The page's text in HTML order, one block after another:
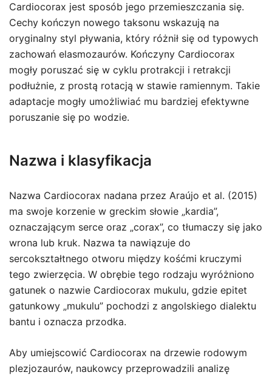
Cardiocorax jest sposób jego przemieszczania się.
Cechy kończyn nowego taksonu wskazują na
oryginalny styl pływania, który różnił się od typowych
zachowań elasmozaurów. Kończyny Cardiocorax
mogły poruszać się w cyklu protrakcji i retrakcji
podłużnie, z prostą rotacją w stawie ramiennym. Takie
adaptacje mogły umożliwiać mu bardziej efektywne
poruszanie się po wodzie.
Nazwa i klasyfikacja
Nazwa Cardiocorax nadana przez Araújo et al. (2015)
ma swoje korzenie w greckim słowie „kardia”,
oznaczającym serce oraz „corax”, co tłumaczy się jako
wrona lub kruk. Nazwa ta nawiązuje do
sercokształtnego otworu między kośćmi kruczymi
tego zwierzęcia. W obrębie tego rodzaju wyróżniono
gatunek o nazwie Cardiocorax mukulu, gdzie epitet
gatunkowy „mukulu” pochodzi z angolskiego dialektu
bantu i oznacza przodka.
Aby umiejscowić Cardiocorax na drzewie rodowym
plezjozaurów, naukowcy przeprowadzili analizę